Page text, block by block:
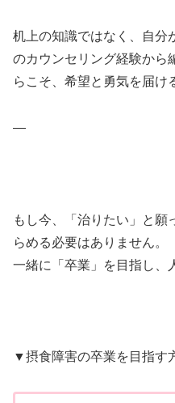
机上の知識ではなく、自分
のカウンセリング経験から
らこそ、希望と勇気を届け
—
もし今、「治りたい」と願
らめる必要はありません。
一緒に「卒業」を目指し、
▼摂食障害の卒業を目指す